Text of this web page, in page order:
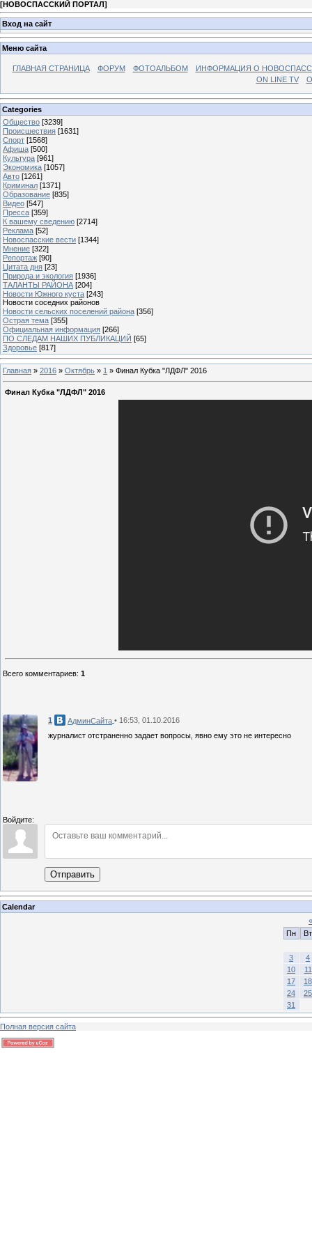
[НОВОСПАССКИЙ ПОРТАЛ]
Вход на сайт
Меню сайта
ГЛАВНАЯ СТРАНИЦА ФОРУМ ФОТОАЛЬБОМ
ИНФОРМАЦИЯ О
ON LINE TV
Categories
Общество [3239]
Происшествия [1631]
Спорт [1568]
Афиша [500]
Культура [961]
Экономика [1057]
Авто [1261]
Криминал [1371]
Образование [835]
Видео [547]
Пресса [359]
К вашему сведению [2714]
Реклама [52]
Новоспасские вести [1344]
Мнение [322]
Репортаж [90]
Цитата дня [23]
Природа и экология [1936]
ТАЛАНТЫ РАЙОНА [204]
Новости Южного куста [243]
Новости соседних районов
Новости сельских поселений района [356]
Острая тема [355]
Официальная информация [266]
ПО СЛЕДАМ НАШИХ ПУБЛИКАЦИЙ [65]
Здоровье [817]
Главная » 2016 » Октябрь » 1 » Финал Кубка "ЛДФЛ" 2016
Финал Кубка "ЛДФЛ" 2016
Всего комментариев: 1
1 АдминСайта • 16:53, 01.10.2016
журналист отстраненно задает вопросы, явно ему это не интересно
Войдите:
Отправить
Calendar
«
Пн
Вт
3
4
10
11
17
18
24
25
31
Полная версия сайта